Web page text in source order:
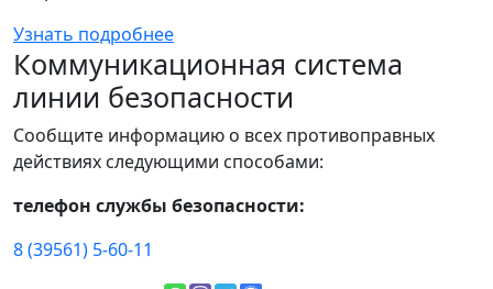
Узнать подробнее
Коммуникационная система
линии безопасности
Сообщите информацию о всех противоправных
действиях следующими способами:
телефон службы безопасности:
8 (39561) 5-60-11